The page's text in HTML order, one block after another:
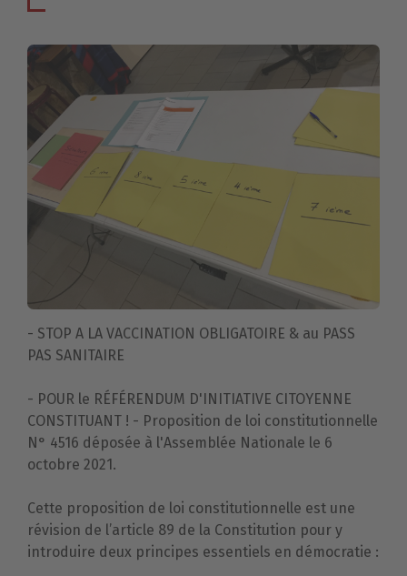
- STOP A LA VACCINATION OBLIGATOIRE & au PASS
PAS SANITAIRE
- POUR le RÉFÉRENDUM D'INITIATIVE CITOYENNE
CONSTITUANT ! - Proposition de loi constitutionnelle
N° 4516 déposée à l'Assemblée Nationale le 6
octobre 2021.
Cette proposition de loi constitutionnelle est une
révision de l’article 89 de la Constitution pour y
introduire deux principes essentiels en démocratie :